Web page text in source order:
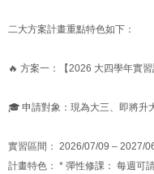
二大方案計畫重點特色如下：
🔥 方案一：【2026 大四學年實習
🎓 申請對象：現為大三、即將升
實習區間： 2026/07/09 – 2027/
計畫特色： * 彈性修課： 每週可